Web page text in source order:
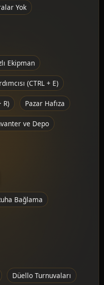
Yok
Ekipman
(CTRL + E)
R) Pazar Hafıza
ve Depo
Bağlama
Düello Turnuvaları